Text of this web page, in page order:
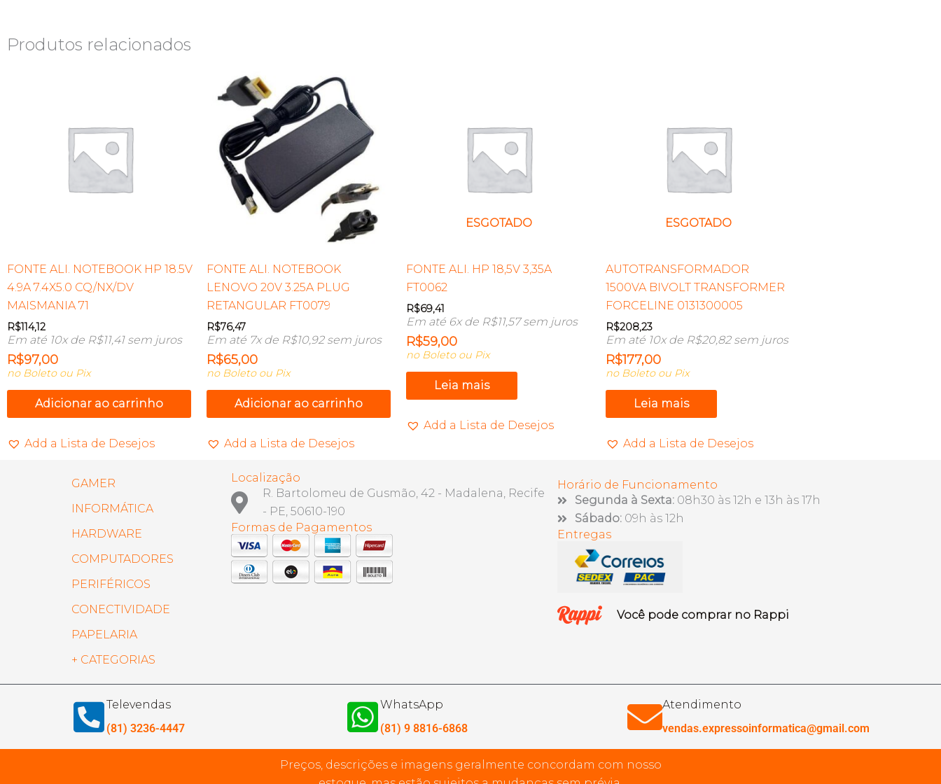
Produtos relacionados
FONTE ALI. NOTEBOOK HP 18.5V
4.9A 7.4X5.0 CQ/NX/DV
MAISMANIA 71
R$114,12
Em até 10x de R$11,41sem juros
R$97,00
no Boleto ou Pix
Adicionar ao carrinho
Add a Lista de Desejos
FONTE ALI. NOTEBOOK
LENOVO 20V 3.25A PLUG
RETANGULAR FT0079
R$76,47
Em até 7x de R$10,92sem juros
R$65,00
no Boleto ou Pix
Adicionar ao carrinho
Add a Lista de Desejos
ESGOTADO
FONTE ALI. HP 18,5V 3,35A
FT0062
R$69,41
Em até 6x de R$11,57sem juros
R$59,00
no Boleto ou Pix
Leia mais
Add a Lista de Desejos
ESGOTADO
AUTOTRANSFORMADOR
1500VA BIVOLT TRANSFORMER
FORCELINE 0131300005
R$208,23
Em até 10x de R$20,82sem juros
R$177,00
no Boleto ou Pix
Leia mais
Add a Lista de Desejos
GAMER
INFORMÁTICA
HARDWARE
COMPUTADORES
PERIFÉRICOS
CONECTIVIDADE
PAPELARIA
+ CATEGORIAS
Localização
R. Bartolomeu de Gusmão, 42 - Madalena, Recife
- PE, 50610-190
Formas de Pagamentos
Horário de Funcionamento
Segunda à Sexta: 08h30 às 12h e 13h às 17h
Sábado: 09h às 12h
Entregas
Você pode comprar no Rappi
Televendas
(81) 3236-4447
WhatsApp
(81) 9 8816-6868
Atendimento
vendas.expressoinformatica@gmail.com
Preços, descrições e imagens geralmente concordam com nosso